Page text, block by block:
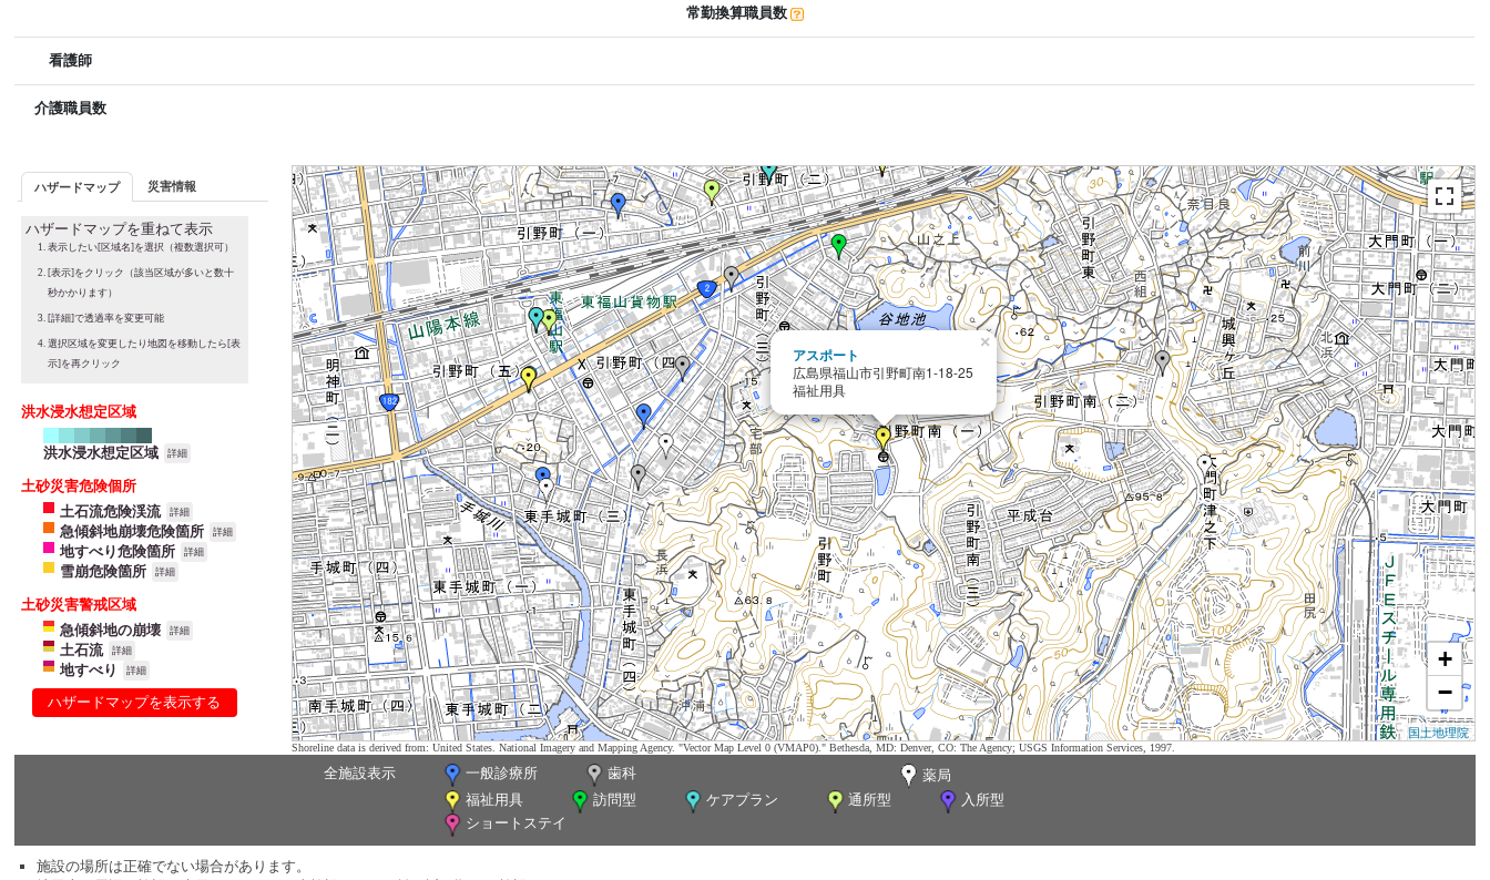
常勤換算職員数
看護師
介護職員数
ハザードマップ 災害情報
ハザードマップを重ねて表示
表示したい[区域名]を選択（複数選択可）
[表示]をクリック（該当区域が多いと数十
秒かかります）
[詳細]で透過率を変更可能
選択区域を変更したり地図を移動したら[表
示]を再クリック
洪水浸水想定区域
洪水浸水想定区域 詳細
土砂災害危険個所
土石流危険渓流
詳細
急傾斜地崩壊危険箇所 詳細
地すべり危険箇所 詳細
雪崩危険箇所 詳細
土砂災害警戒区域
急傾斜地の崩壊
詳細
土石流 詳細
地すべり 詳細
ハザードマップを表示する
アスポート
広島県福山市引野町南1-18-25
福祉用具
×
+
−
国土地理院
Shoreline data is derived from: United States. National Imagery and Mapping Agency. "Vector Map Level 0 (VMAP0)." Bethesda, MD: Denver, CO: The Agency; USGS Information Services, 1997.
全施設表示 一般診療所 歯科
薬局
福祉用具
訪問型 ケアプラン 通所型
入所型
ショートステイ
施設の場所は正確でない場合があります。